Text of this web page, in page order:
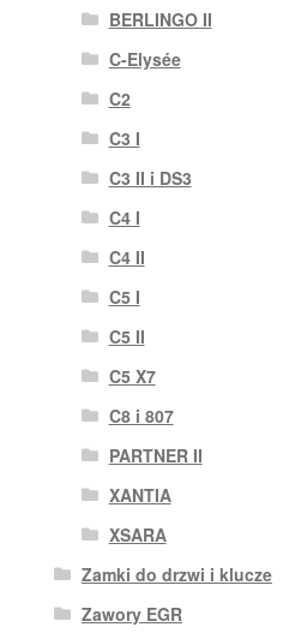
BERLINGO II
C-Elysée
C2
C3 I
C3 II i DS3
C4 I
C4 II
C5 I
C5 II
C5 X7
C8 i 807
PARTNER II
XANTIA
XSARA
Zamki do drzwi i klucze
Zawory EGR